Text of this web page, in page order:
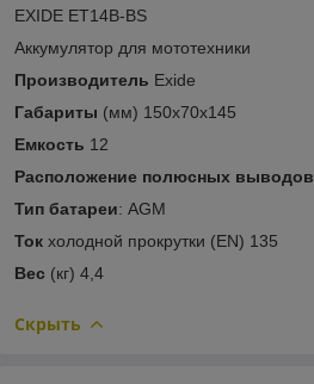
EXIDE ET14B-BS
Аккумулятор для мототехники
Производитель Exide
Габариты (мм) 150х70х145
Емкость 12
Расположение полюсных выводов
Тип батареи: AGM
Ток холодной прокрутки (EN) 135
Вес (кг) 4,4
Скрыть